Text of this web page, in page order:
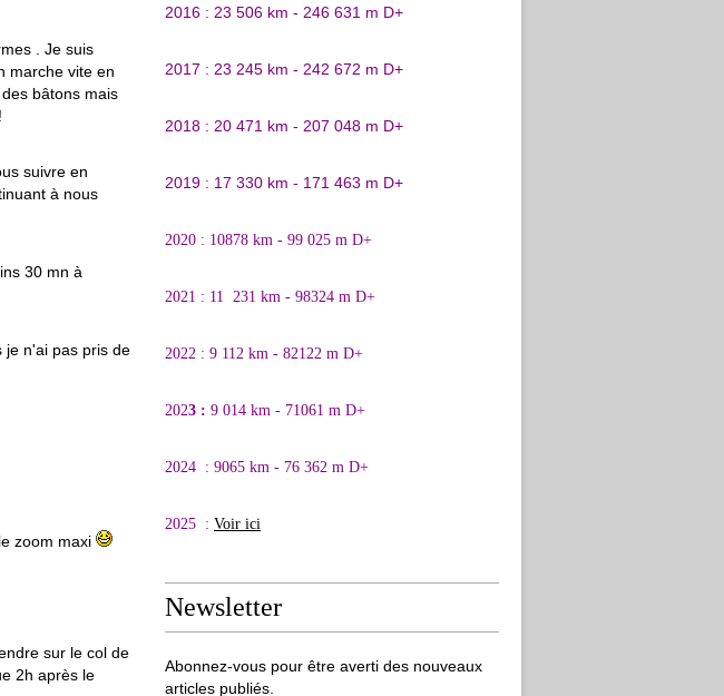
. Je suis
marche vite en
bâtons mais
suivre en
à nous
30 mn à
je n'ai pas pris de
zoom maxi
sur le col de
2h après le
2016 : 23 506 km - 246 631 m D+
2017 : 23 245 km - 242 672 m D+
2018 : 20 471 km - 207 048 m D+
2019 : 17 330 km - 171 463 m D+
2020 : 10878 km - 99 025 m D+
2021 : 11 231 km - 98324 m D+
2022 : 9 112 km - 82122 m D+
2023 : 9 014 km - 71061 m D+
2024 : 9065 km - 76 362 m D+
2025 : Voir ici
Newsletter
Abonnez-vous pour être averti des nouveaux
articles publiés.